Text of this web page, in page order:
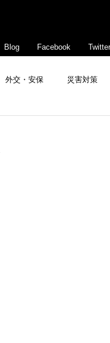
Blog Facebook Twitter
外交・安保 災害対策